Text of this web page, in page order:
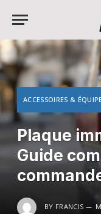
ACCESSOIRES &
Plaque
Guide
BY FRANCIS